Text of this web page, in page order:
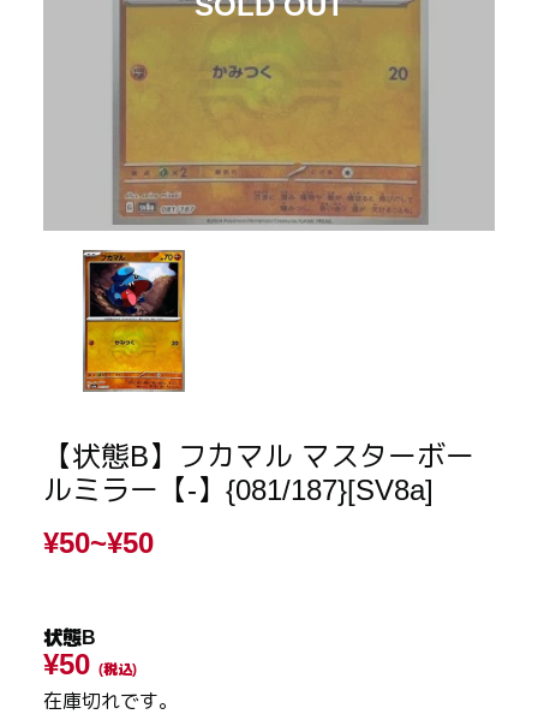
【状態B】フカマル マスターボー
ルミラー【-】{081/187}[SV8a]
¥50~¥50
状態B
¥50 (税込)
在庫切れです。